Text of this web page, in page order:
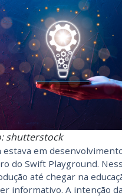
shutterstock
em
do Swift Playground.
até chegar na
informativo. A intenção